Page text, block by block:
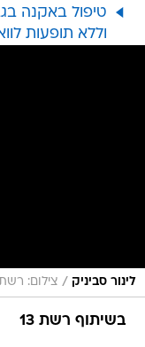
טיפול באקנה
וללא תופעות
לינור סביניק / צילום: רשת
בשיתוף רשת 13